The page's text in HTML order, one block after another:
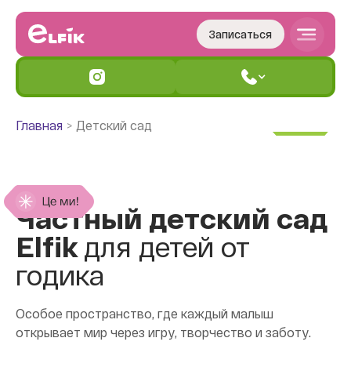
Записаться
Главная Детский сад
Частный детский сад
Elfik для детей от
годика
Особое пространство, где каждый малыш
открывает мир через игру, творчество и заботу.